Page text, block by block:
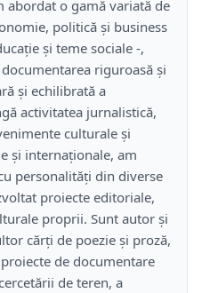
abordat o gamă variată de
politică și business
și teme sociale -,
riguroasă și
și echilibrată a
activitatea jurnalistică,
culturale și
și internaționale, am
personalități din diverse
proiecte editoriale,
proprii. Sunt autor și
cărți de poezie și proză,
de documentare
de teren, a